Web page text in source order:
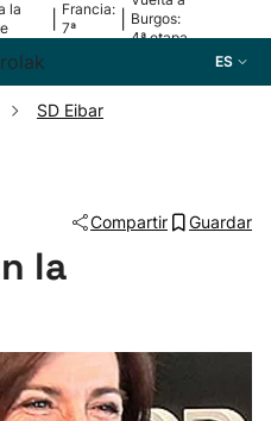
la
Francia:
7ª
Burgos:
4ª etapa
ES
SD Eibar
Compartir Guardar
la